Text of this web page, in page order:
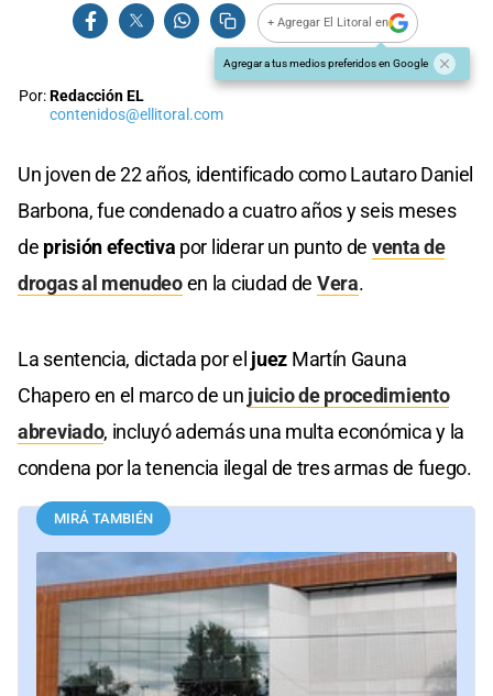
+ Agregar El Litoral en
Agregar a tus medios preferidos en Google
Por:Redacción EL
contenidos@ellitoral.com
Un joven de 22 años, identificado como Lautaro Daniel
Barbona, fue condenado a cuatro años y seis meses
de prisión efectiva por liderar un punto de venta de
drogas al menudeoen la ciudad de Vera.
La sentencia, dictada por el juez Martín Gauna
Chapero en el marco de un juicio de procedimiento
abreviado, incluyó además una multa económica y la
condena por la tenencia ilegal de tres armas de fuego.
MIRÁ TAMBIÉN